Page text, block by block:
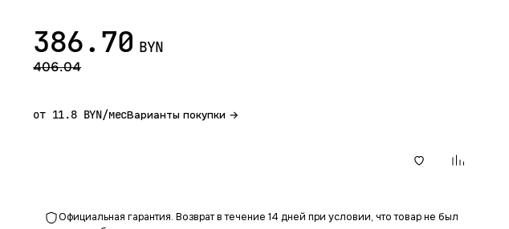
386.70 BYN
406.04
от 11.8 BYN/месВарианты покупки →
Официальная гарантия. Возврат в течение 14 дней при условии, что товар не был